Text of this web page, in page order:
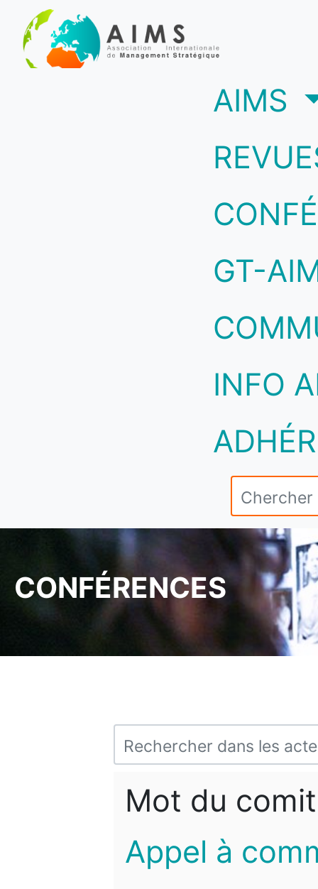
AIMS
GT-
INFO
CONFÉRENCES
Mot du
Appel à